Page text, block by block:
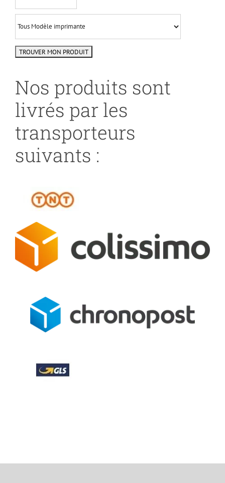
Nos produits sont
livrés par les
transporteurs
suivants :